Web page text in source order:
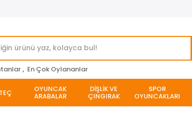
, En Çok Oylananlar
OYUNCAK
ARABALAR
DİŞLİK VE
ÇINGIRAK
SPOR
OYUNCAKLARI